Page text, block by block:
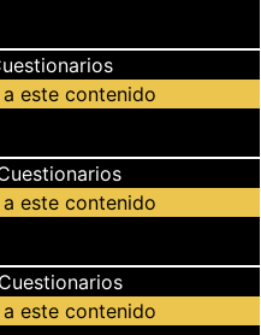
este contenido
este contenido
este contenido